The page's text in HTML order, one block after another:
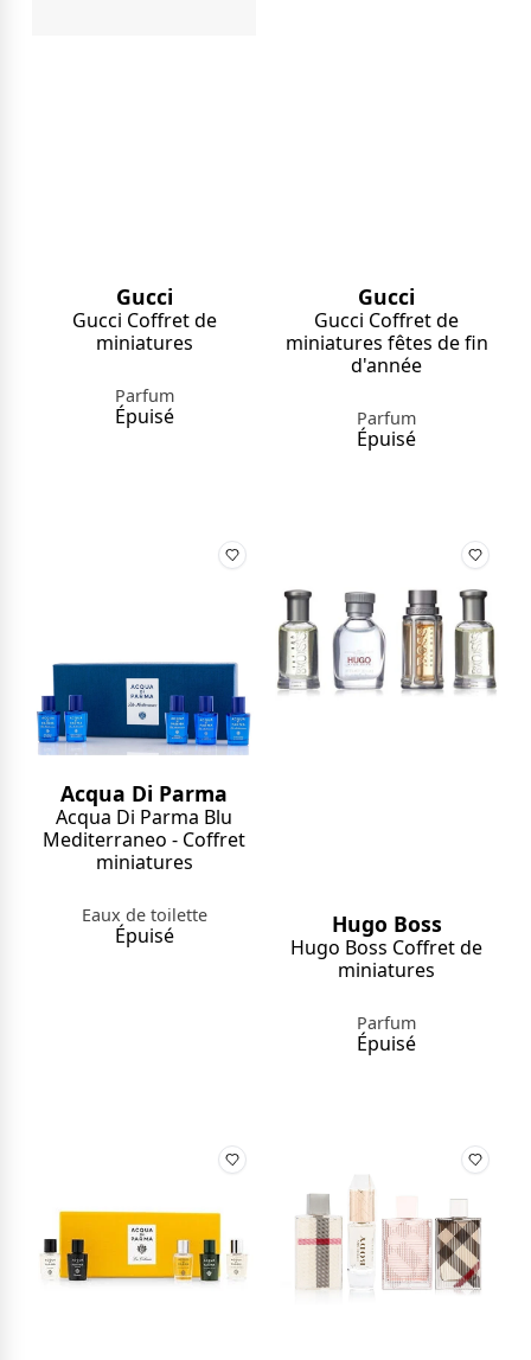
Gucci
Gucci Coffret de
miniatures
Parfum
Épuisé
Gucci
Gucci Coffret de
miniatures fêtes de fin
d'année
Parfum
Épuisé
Acqua Di Parma
Acqua Di Parma Blu
Mediterraneo - Coffret
miniatures
Eaux de toilette
Épuisé Hugo Boss
Hugo Boss Coffret de
miniatures
Parfum
Épuisé